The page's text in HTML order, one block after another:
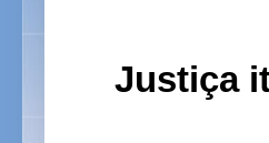
Justiça